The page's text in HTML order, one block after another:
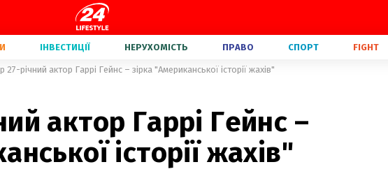
ІНВЕСТИЦІЇ НЕРУХОМІСТЬ ПРАВО СПОРТ FIGHT
27-річний актор Гаррі Гейнс – зірка "Американської історії жахів"
актор Гаррі Гейнс –
історії жахів"